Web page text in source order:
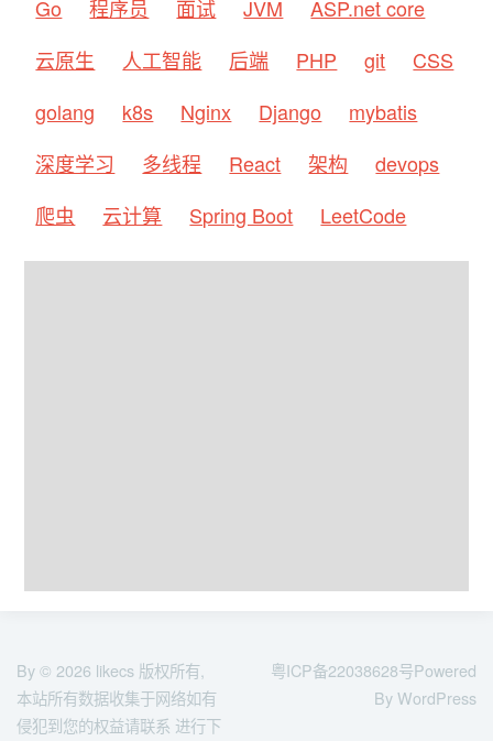
Go
程序员 面试 JVM
ASP.net core
云原生
人工智能 后端 PHP git
CSS
golang
k8s Nginx Django
mybatis
深度学习
多线程 React 架构
devops
爬虫
云计算 Spring Boot LeetCode
By © 2026 likecs 版权所有,
本站所有数据收集于网络如有
侵犯到您的权益请联系 进行下
粤ICP备22038628号Powered
By WordPress